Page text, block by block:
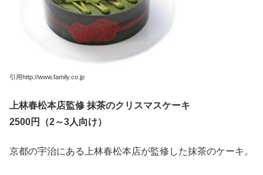
引用http://www.family.co.jp
上林春松本店監修 抹茶のクリスマスケーキ
2500円（2～3人向け）
京都の宇治にある上林春松本店が監修した抹茶のケーキ。